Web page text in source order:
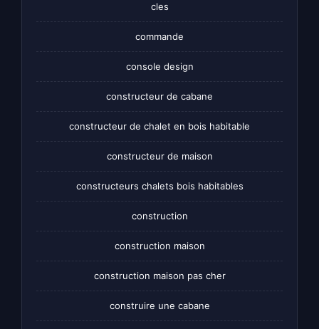
cles
commande
console design
constructeur de cabane
constructeur de chalet en bois habitable
constructeur de maison
constructeurs chalets bois habitables
construction
construction maison
construction maison pas cher
construire une cabane